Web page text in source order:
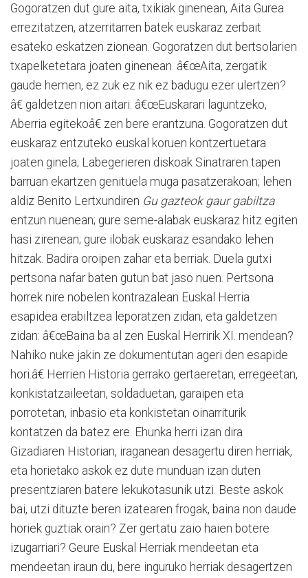
Gogoratzen dut gure aita, txikiak ginenean, Aita Gurea
errezitatzen, atzerritarren batek euskaraz zerbait
esateko eskatzen zionean. Gogoratzen dut bertsolarien
txapelketetara joaten ginenean. â€œAita, zergatik
gaude hemen, ez zuk ez nik ez badugu ezer ulertzen?
â€ galdetzen nion aitari. â€œEuskarari laguntzeko,
Aberria egitekoâ€ zen bere erantzuna. Gogoratzen dut
euskaraz entzuteko euskal koruen kontzertuetara
joaten ginela; Labegerieren diskoak Sinatraren tapen
barruan ekartzen genituela muga pasatzerakoan; lehen
aldiz Benito Lertxundiren Gu gazteok gaur gabiltza
entzun nuenean; gure seme-alabak euskaraz hitz egiten
hasi zirenean; gure ilobak euskaraz esandako lehen
hitzak. Badira oroipen zahar eta berriak. Duela gutxi
pertsona nafar baten gutun bat jaso nuen. Pertsona
horrek nire nobelen kontrazalean Euskal Herria
esapidea erabiltzea leporatzen zidan, eta galdetzen
zidan: â€œBaina ba al zen Euskal Herririk XI. mendean?
Nahiko nuke jakin ze dokumentutan ageri den esapide
hori.â€ Herrien Historia gerrako gertaeretan, erregeetan,
konkistatzaileetan, soldaduetan, garaipen eta
porrotetan, inbasio eta konkistetan oinarriturik
kontatzen da batez ere. Ehunka herri izan dira
Gizadiaren Historian, iraganean desagertu diren herriak,
eta horietako askok ez dute munduan izan duten
presentziaren batere lekukotasunik utzi. Beste askok
bai, utzi dituzte beren izatearen frogak, baina non daude
horiek guztiak orain? Zer gertatu zaio haien botere
izugarriari? Geure Euskal Herriak mendeetan eta
mendeetan iraun du, bere inguruko herriak desagertzen